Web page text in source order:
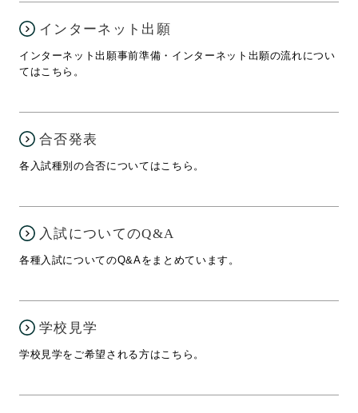
インターネット出願
インターネット出願事前準備・インターネット出願の流れについ
てはこちら。
合否発表
各入試種別の合否についてはこちら。
入試についてのQ&A
各種入試についてのQ&Aをまとめています。
学校見学
学校見学をご希望される方はこちら。